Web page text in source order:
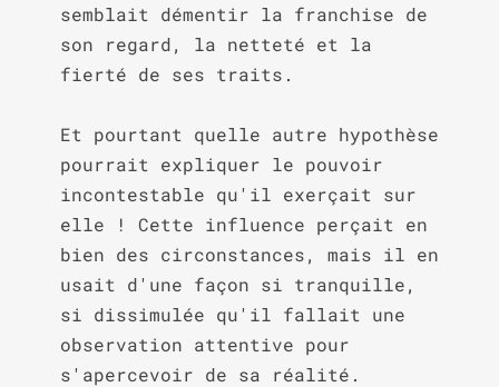
semblait démentir la franchise de
son regard, la netteté et la
fierté de ses traits.
Et pourtant quelle autre hypothèse
pourrait expliquer le pouvoir
incontestable qu'il exerçait sur
elle ! Cette influence perçait en
bien des circonstances, mais il en
usait d'une façon si tranquille,
si dissimulée qu'il fallait une
observation attentive pour
s'apercevoir de sa réalité.